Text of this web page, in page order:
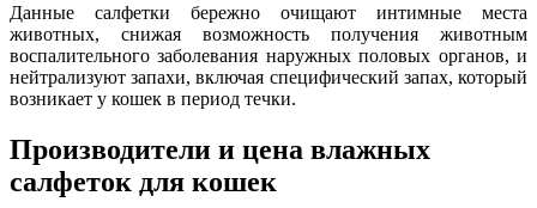
Данные салфетки бережно очищают интимные места
животных, снижая возможность получения животным
воспалительного заболевания наружных половых органов, и
нейтрализуют запахи, включая специфический запах, который
возникает у кошек в период течки.
Производители и цена влажных
салфеток для кошек